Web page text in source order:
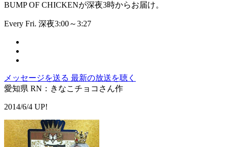
BUMP OF CHICKENが深夜3時からお届け。
Every Fri. 深夜3:00～3:27
メッセージを送る 最新の放送を聴く
愛知県 RN：きなこチョコさん作
2014/6/4 UP!